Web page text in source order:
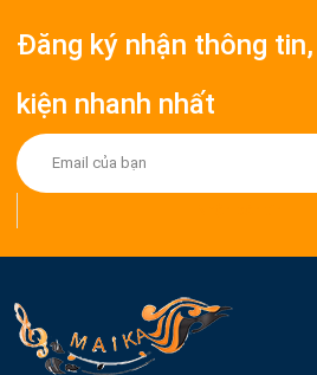
Đăng ký nhận thông
kiện nhanh nhất